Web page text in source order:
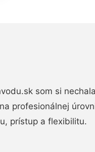
som si
profesionálnej
prístup a flexibilitu.